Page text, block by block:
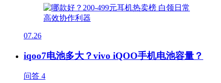
07.26
iqoo7电池多大？vivo iQOO手机电池容量？
问答 4